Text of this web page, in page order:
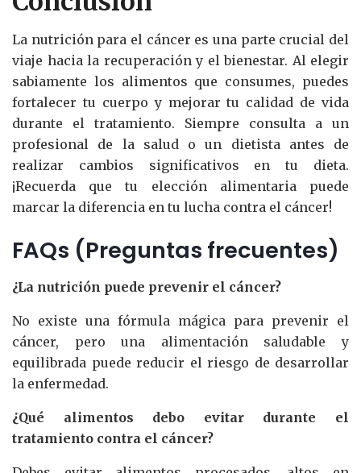
La nutrición para el cáncer es una parte crucial del
viaje hacia la recuperación y el bienestar. Al elegir
sabiamente los alimentos que consumes, puedes
fortalecer tu cuerpo y mejorar tu calidad de vida
durante el tratamiento. Siempre consulta a un
profesional de la salud o un dietista antes de
realizar cambios significativos en tu dieta.
¡Recuerda que tu elección alimentaria puede
marcar la diferencia en tu lucha contra el cáncer!
FAQs (Preguntas frecuentes)
¿La nutrición puede prevenir el cáncer?
No existe una fórmula mágica para prevenir el
cáncer, pero una alimentación saludable y
equilibrada puede reducir el riesgo de desarrollar
la enfermedad.
¿Qué alimentos debo evitar durante el
tratamiento contra el cáncer?